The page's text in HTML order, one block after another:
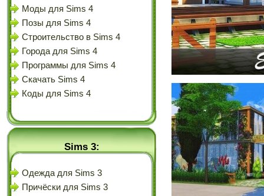
Моды для Sims 4
Позы для Sims 4
Строительство в Sims 4
Города для Sims 4
Программы для Sims 4
Скачать Sims 4
Коды для Sims 4
Sims 3:
Одежда для Sims 3
Причёски для Sims 3